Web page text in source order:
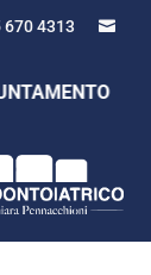
670 4313 